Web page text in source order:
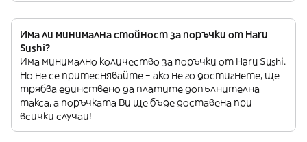
Има ли минимална стойност за поръчки от Haru
Sushi?
Има минимално количество за поръчки от Haru Sushi.
Но не се притеснявайте – ако не го достигнете, ще
трябва единствено да платите допълнителна
такса, а поръчката Ви ще бъде доставена при
всички случаи!